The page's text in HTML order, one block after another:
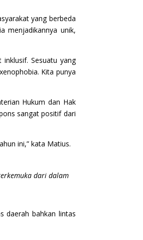
yang berbeda
menjadikannya unik,
Sesuatu yang
Kita punya
Hukum dan Hak
sangat positif dari
ini,” kata Matius.
dari dalam
daerah bahkan lintas